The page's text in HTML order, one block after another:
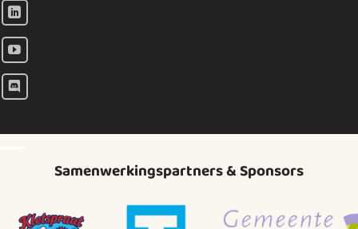
Samenwerkingspartners & Sponsors